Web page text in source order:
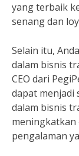
yang terbaik
senang dan
Selain itu,
dalam bisnis
CEO dari
dapat menjadi
dalam bisnis
meningkatkan
pengalaman